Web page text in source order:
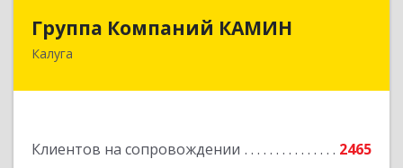
Группа Компаний КАМИН
Калуга
Клиентов на сопровождении 2465
Группа Компаний КАМИН
248023, Калужская обл, Калуга г, Теренинский